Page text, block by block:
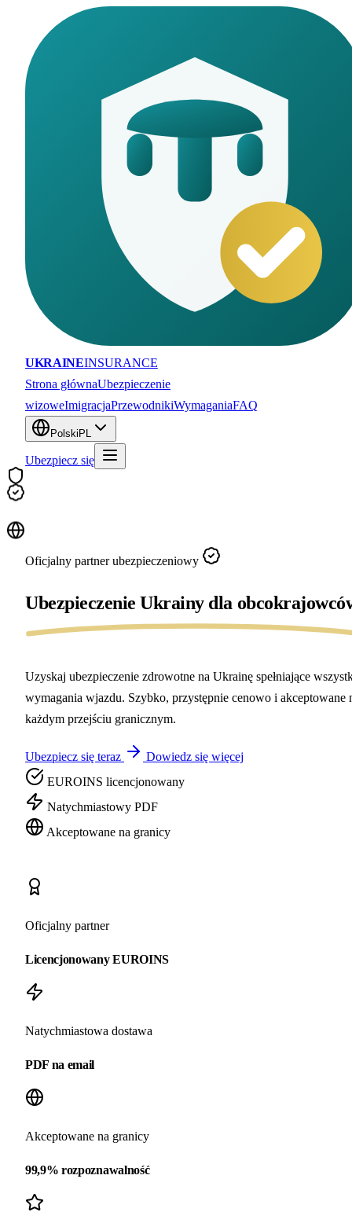
UKRAINEINSURANCE
Strona głównaUbezpieczenie
wizoweImigracjaPrzewodnikiWymaganiaFAQ
Polski PL
Ubezpiecz się
Oficjalny partner ubezpieczeniowy
Ubezpieczenie Ukrainy dla
Uzyskaj ubezpieczenie zdrowotne na Ukrainę spełniające
wymagania wjazdu. Szybko, przystępnie cenowo i akceptowane
każdym przejściu granicznym.
Ubezpiecz się teraz
Dowiedz się więcej
EUROINS licencjonowany
Natychmiastowy PDF
Akceptowane na granicy
Oficjalny partner
Licencjonowany EUROINS
Natychmiastowa dostawa
PDF na email
Akceptowane na granicy
99,9% rozpoznawalność